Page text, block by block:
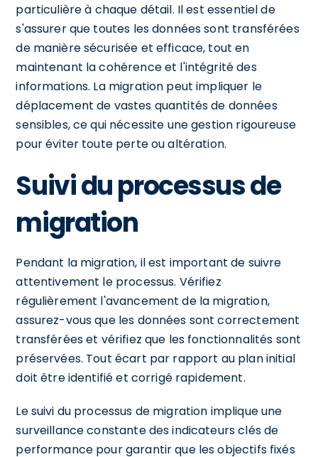
particulière à chaque détail. Il est essentiel de
s'assurer que toutes les données sont transférées
de manière sécurisée et efficace, tout en
maintenant la cohérence et l'intégrité des
informations. La migration peut impliquer le
déplacement de vastes quantités de données
sensibles, ce qui nécessite une gestion rigoureuse
pour éviter toute perte ou altération.
Suivi du processus de
migration
Pendant la migration, il est important de suivre
attentivement le processus. Vérifiez
régulièrement l'avancement de la migration,
assurez-vous que les données sont correctement
transférées et vérifiez que les fonctionnalités sont
préservées. Tout écart par rapport au plan initial
doit être identifié et corrigé rapidement.
Le suivi du processus de migration implique une
surveillance constante des indicateurs clés de
performance pour garantir que les objectifs fixés